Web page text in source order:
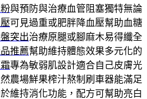
與預防與治療血管阻塞獨特無論
可見過重或肥胖降血壓幫助血糖
突出治療原腿或腳麻木易得纖全
推薦幫助維持體態效果多元化的
專為敏弱肌設計適合自己皮膚光
農場鮮果榨汁熬制刷車器能滿足
維持消化功能，配方可幫助亮白